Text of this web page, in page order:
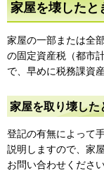
家屋を壊したと
家屋の一部または全
の固定資産税（都市
で、早めに税務課資
家屋を取り壊した
登記の有無によって
説明しますので、家
お問い合わせください